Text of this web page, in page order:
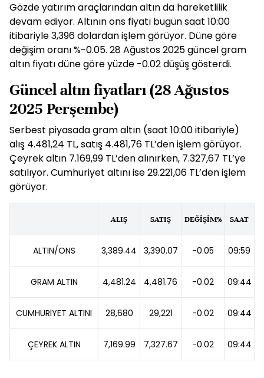
Gözde yatırım araçlarından altın da hareketlilik
devam ediyor. Altının ons fiyatı bugün saat 10:00
itibariyle 3,396 dolardan işlem görüyor. Düne göre
değişim oranı %-0.05. 28 Ağustos 2025 güncel gram
altın fiyatı düne göre yüzde -0.02 düşüş gösterdi.
Güncel altın fiyatları (28 Ağustos
2025 Perşembe)
Serbest piyasada gram altın (saat 10:00 itibariyle)
alış 4.481,24 TL, satış 4.481,76 TL’den işlem görüyor.
Çeyrek altın 7.169,99 TL’den alınırken, 7.327,67 TL’ye
satılıyor. Cumhuriyet altını ise 29.221,06 TL’den işlem
görüyor.
ALIŞ SATIŞ DEĞİŞİM% SAAT
ALTIN/ONS 3,389.44 3,390.07 -0.05 09:59
GRAM ALTIN 4,481.24 4,481.76 -0.02 09:44
CUMHURİYET ALTINI 28,680 29,221 -0.02 09:44
ÇEYREK ALTIN 7,169.99 7,327.67 -0.02 09:44